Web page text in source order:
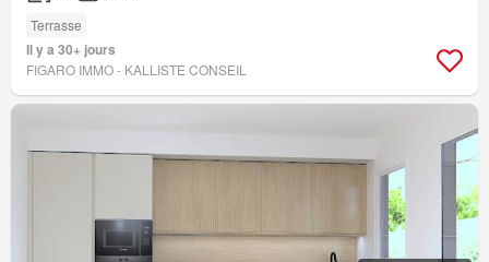
Terrasse
Il y a 30+ jours
FIGARO IMMO - KALLISTE CONSEIL